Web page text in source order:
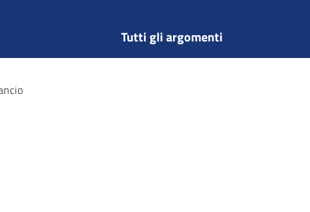
Tutti gli argomenti